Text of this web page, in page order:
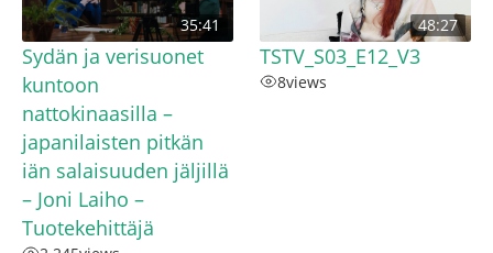
35:41
Sydän ja verisuonet
kuntoon
nattokinaasilla –
japanilaisten pitkän
iän salaisuuden jäljillä
– Joni Laiho –
Tuotekehittäjä
48:27
TSTV_S03_E12_V3
8views